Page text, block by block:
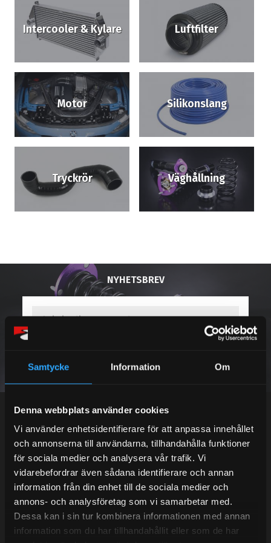
Samtycke Information Om
Denna webbplats använder cookies
Vi använder enhetsidentifierare för att anpassa innehållet
och annonserna till användarna, tillhandahålla funktioner
för sociala medier och analysera vår trafik. Vi
vidarebefordrar även sådana identifierare och annan
information från din enhet till de sociala medier och
annons- och analysföretag som vi samarbetar med.
Dessa kan i sin tur kombinera informationen med annan
information som du har tillhandahållit eller som de har
Intercooler & Kylare Luftfilter
Motor Silikonslang
Tryckrör Väghållning
NYHETSBREV
Dina personuppgifter behandlas i enlighet med vår
Kundtjänst telefon:
Semestertider.
Under V.27 - V.33 nås vi enbart på mejl. Ordrar skickas
under sommaren men med viss fördröjning. 2/7 -9/7 är
det helt stängt.